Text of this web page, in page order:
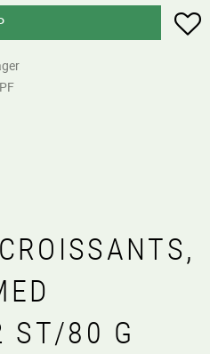
ST/80 G